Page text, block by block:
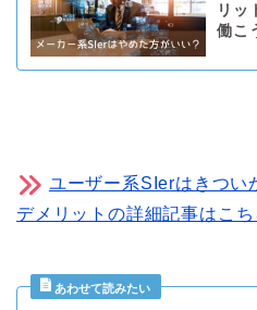
リッ
働こ
ユーザー系SIerはきつい
デメリットの詳細記事はこち